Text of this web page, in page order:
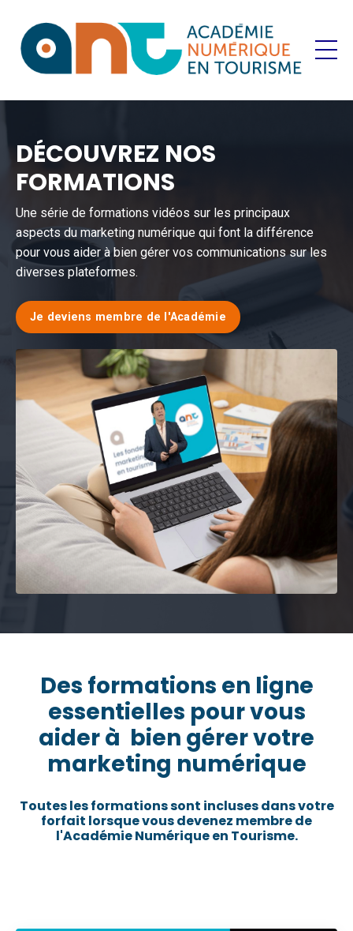
DÉCOUVREZ NOS
FORMATIONS
Une série de formations vidéos sur les principaux
aspects du marketing numérique qui font la différence
pour vous aider à bien gérer vos communications sur les
diverses plateformes.
Je deviens membre de l'Académie
Des formations en ligne
essentielles pour vous
aider à bien gérer votre
marketing numérique
Toutes les formations sont incluses dans votre
forfait lorsque vous devenez membre de
l'Académie Numérique en Tourisme.